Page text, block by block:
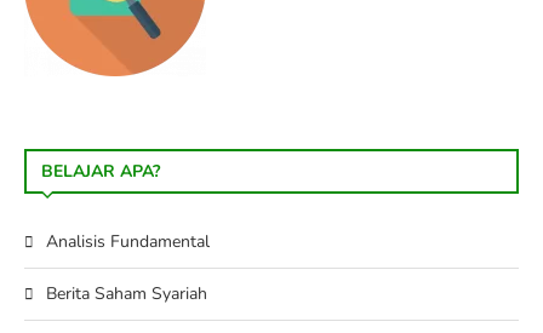
BELAJAR APA?
Analisis Fundamental
Berita Saham Syariah